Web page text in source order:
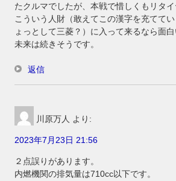
たクルマでしたが、本戦で惜しくもリタイ
こういう人財（敢えてこの漢字を充てて
ょっとして三菱？）に入って来るなら面
未来は続きそうです。
返信
川原万人 より:
2023年7月23日 21:56
２点誤りがあります。
内燃機関の排気量は710cc以下です。